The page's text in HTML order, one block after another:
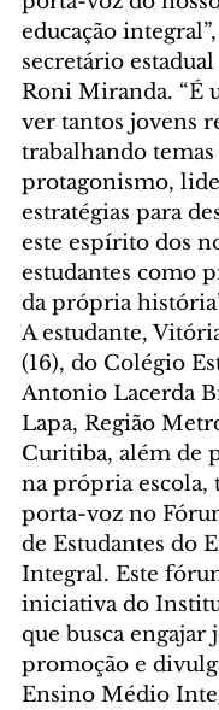
educação
secretário estadual
Roni Miranda. “É
ver tantos jovens
trabalhando
protagonismo,
estratégias para
este espírito dos
estudantes como
da própria
A estudante,
(16), do Colégio
Antonio Lacerda
Lapa, Região
Curitiba, além de
na própria escola,
porta-voz no
de Estudantes do
Integral. Este
iniciativa do
que busca engajar
promoção e
Ensino Médio